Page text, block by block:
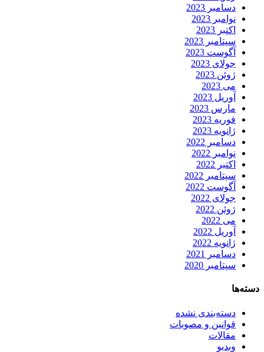
دسامبر 2023
نوامبر 2023
اکتبر 2023
سپتامبر 2023
آگوست 2023
جولای 2023
ژوئن 2023
می 2023
آوریل 2023
مارس 2023
فوریه 2023
ژانویه 2023
دسامبر 2022
نوامبر 2022
اکتبر 2022
سپتامبر 2022
آگوست 2022
جولای 2022
ژوئن 2022
می 2022
آوریل 2022
ژانویه 2022
دسامبر 2021
سپتامبر 2020
دسته‌ها
دسته‌بندی نشده
قوانین و مصوبات
مقالات
وبدیو